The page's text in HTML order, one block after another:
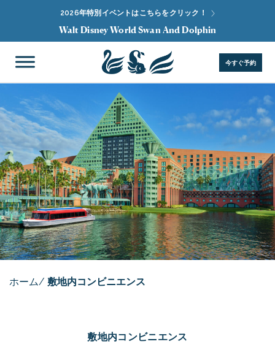
2026年特別イベントはこちらをクリック！
Walt Disney World Swan And Dolphin
今すぐ予約
ホーム/ 敷地内コンビニエンス
敷地内コンビニエンス